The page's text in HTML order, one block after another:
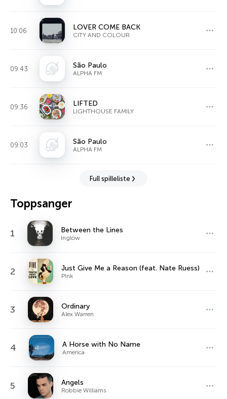
10:06 LOVER COME BACK
CITY AND COLOUR
09:43 São Paulo
ALPHA FM
09:36 LIFTED
LIGHTHOUSE FAMILY
09:03 São Paulo
ALPHA FM
Full spilleliste
Toppsanger
1 Between the Lines
Inglow
2 Just Give Me a Reason (feat. Nate Ruess)
P!nk
3 Ordinary
Alex Warren
4 A Horse with No Name
America
5 Angels
Robbie Williams